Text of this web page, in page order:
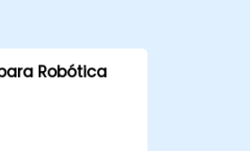
Robótica